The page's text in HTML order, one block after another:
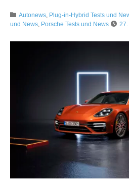
Autonews, Plug-in-Hybrid Tests und
und News, Porsche Tests und News